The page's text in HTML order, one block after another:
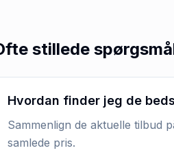
stillede
Hvordan finder jeg de
Sammenlign de aktuelle tilbud
samlede pris.